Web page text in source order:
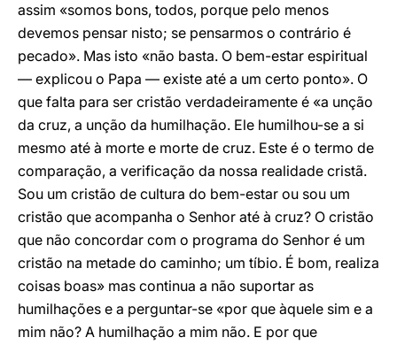
assim «somos bons, todos, porque pelo menos
devemos pensar nisto; se pensarmos o contrário é
pecado». Mas isto «não basta. O bem-estar espiritual
— explicou o Papa — existe até a um certo ponto». O
que falta para ser cristão verdadeiramente é «a unção
da cruz, a unção da humilhação. Ele humilhou-se a si
mesmo até à morte e morte de cruz. Este é o termo de
comparação, a verificação da nossa realidade cristã.
Sou um cristão de cultura do bem-estar ou sou um
cristão que acompanha o Senhor até à cruz? O cristão
que não concordar com o programa do Senhor é um
cristão na metade do caminho; um tíbio. É bom, realiza
coisas boas» mas continua a não suportar as
humilhações e a perguntar-se «por que àquele sim e a
mim não? A humilhação a mim não. E por que